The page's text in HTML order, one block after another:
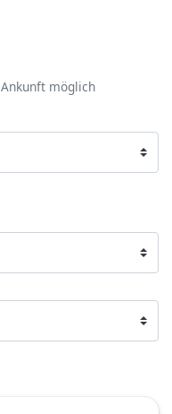
Ankunft möglich